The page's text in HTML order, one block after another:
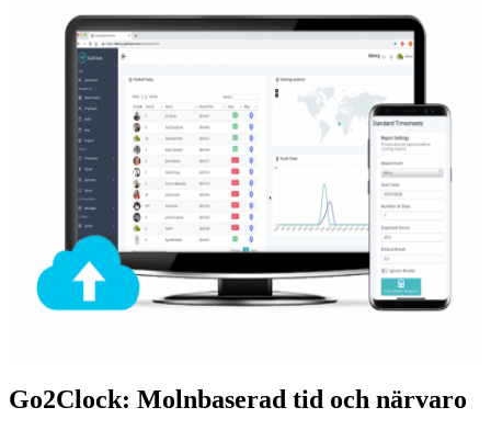
Go2Clock: Molnbaserad tid och närvaro